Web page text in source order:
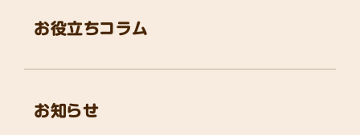
お役立ちコラム
お知らせ